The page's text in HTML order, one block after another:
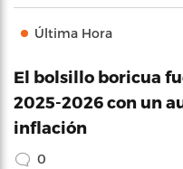
Última Hora
El bolsillo boricua
2025-2026 con un
inflación
0